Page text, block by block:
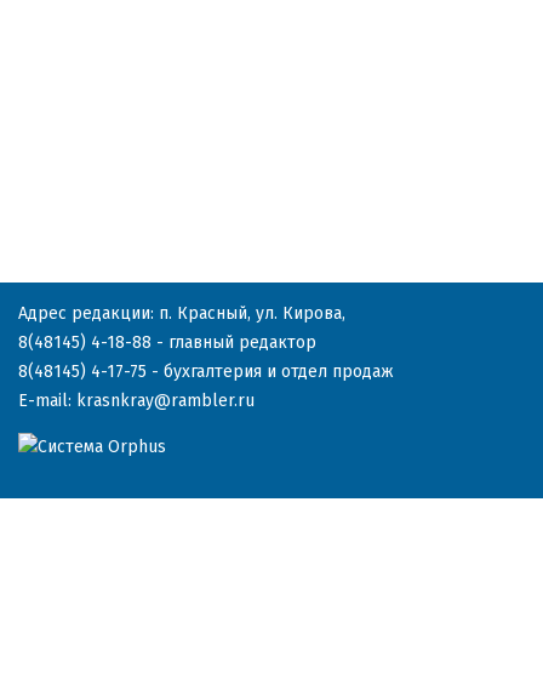
Адрес редакции: п. Красный, ул. Кирова,
8(48145) 4-18-88 - главный редактор
8(48145) 4-17-75 - бухгалтерия и отдел продаж
E-mail: krasnkray@rambler.ru